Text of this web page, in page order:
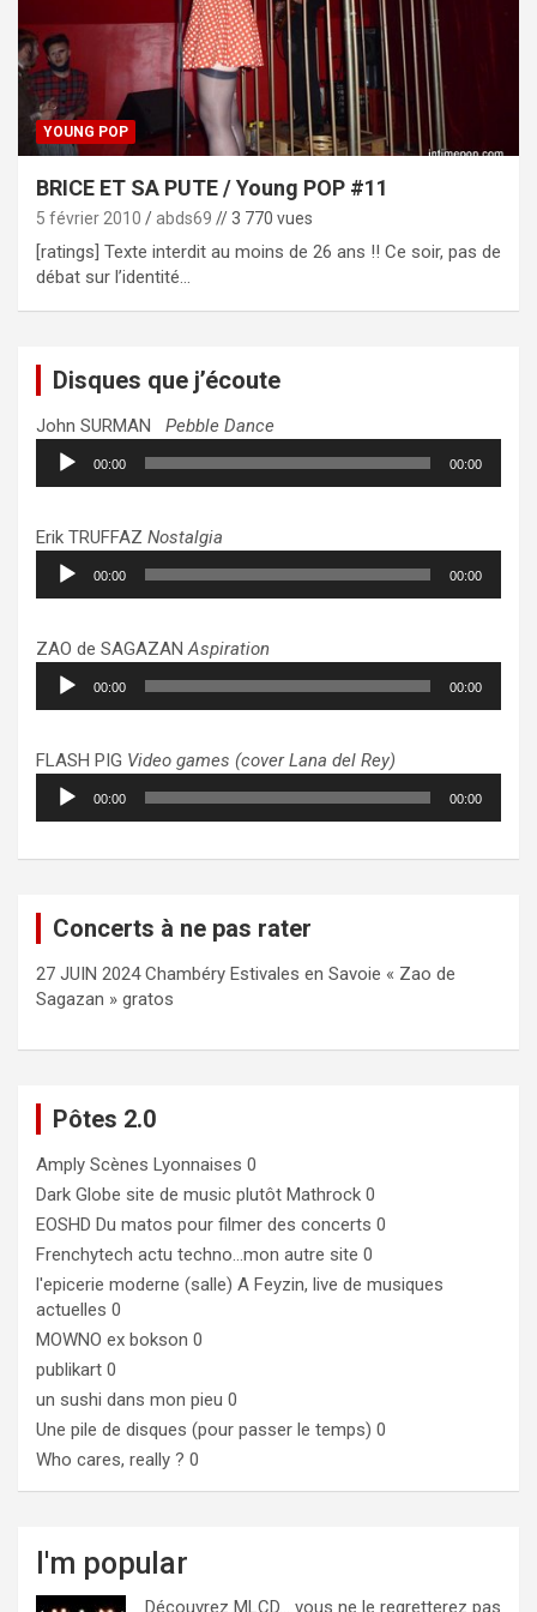
YOUNG POP
BRICE ET SA PUTE / Young POP #11
5 février 2010 abds69 // 3 770 vues
[ratings] Texte interdit au moins de 26 ans !! Ce soir, pas de
débat sur l’identité…
Disques que j’écoute
John SURMAN Pebble Dance
Lecteur
audio
00:00 00:00
Erik TRUFFAZ Nostalgia
Lecteur
audio
00:00 00:00
ZAO de SAGAZANAspiration
Lecteur
audio
00:00 00:00
FLASH PIG Video games (cover Lana del Rey)
Lecteur
audio
00:00 00:00
Concerts à ne pas rater
27 JUIN 2024 Chambéry Estivales en Savoie « Zao de
Sagazan » gratos
Pôtes 2.0
Amply Scènes Lyonnaises 0
Dark Globe site de music plutôt Mathrock 0
EOSHD Du matos pour filmer des concerts 0
Frenchytech actu techno…mon autre site 0
l'epicerie moderne (salle) A Feyzin, live de musiques
actuelles 0
MOWNO ex bokson 0
publikart 0
un sushi dans mon pieu 0
Une pile de disques (pour passer le temps) 0
Who cares, really ? 0
I'm popular
Découvrez MLCD… vous ne le regretterez pas